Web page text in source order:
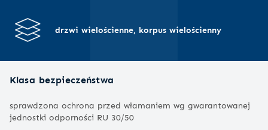
drzwi wielościenne, korpus wielościenny
Klasa bezpieczeństwa
sprawdzona ochrona przed włamaniem wg gwarantowanej
jednostki odporności RU 30/50